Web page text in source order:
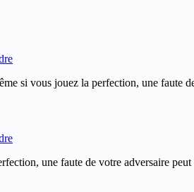
si vous jouez la perfection, une faute
une faute de votre adversaire